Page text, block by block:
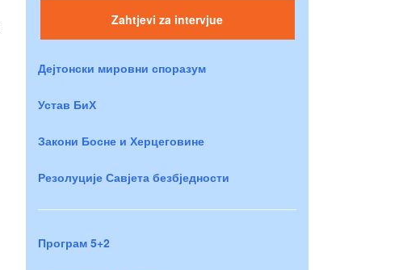
Zahtjevi za intervjue
Дејтонски мировни споразум
Устав БиХ
Закони Босне и Херцеговине
Резолуције Савјета безбједности
Програм 5+2